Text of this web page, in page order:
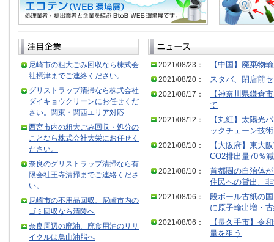
尼崎市の粗大ごみ回収なら株式会
社摂津までご連絡ください。
グリストラップ清掃なら株式会社
ダイキョウクリーンにお任せくだ
さい。関東・関西エリア対応
西宮市内の粗大ごみ回収・処分の
ことなら株式会社大栄にお任せく
ださい。
奈良のグリストラップ清掃なら有
限会社王寺清掃までご連絡くださ
い。
尼崎市の不用品回収、尼崎市内の
ゴミ回収なら清陵へ
奈良周辺の廃油、廃食用油のリサ
イクルは鳥山油脂へ
2021/08/23：
【中国】廃棄物
2021/08/20：
スタバ、閉店前
2021/08/17：
【神奈川県鎌倉
て
2021/08/12：
【丸紅】太陽光
ックチェーン技術
2021/08/10：
【大阪府】東大
CO2排出量70％減
2021/08/10：
首都圏の自治体
住民への貸出、
2021/08/06：
段ボール古紙の
に原子輸出増・
2021/08/06：
【長久手市】令
量を狙う